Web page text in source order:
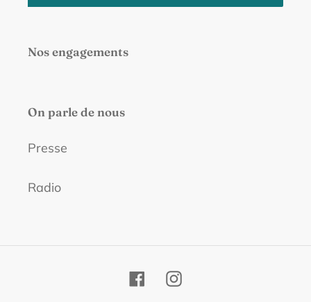
Nos engagements
On parle de nous
Presse
Radio
FacebookInstagram